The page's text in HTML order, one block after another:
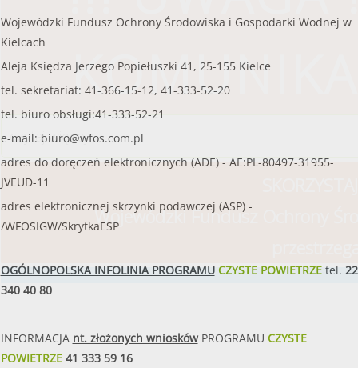
czytaj więcej
Wojewódzki Fundusz Ochrony
Wojewódzki Fundusz Ochrony Środowiska i Gospodarki Wodnej w
Kielcach
Aleja Księdza Jerzego Popiełuszki 41, 25-155 Kielce
tel. sekretariat: 41-366-15-12, 41-333-52-20
tel. biuro obsługi:41-333-52-21
e-mail: biuro@wfos.com.pl
adres do doręczeń elektronicznych (ADE) - AE:PL-80497-31955-
JVEUD-11
adres elektronicznej skrzynki podawczej (ASP) -
/WFOSIGW/SkrytkaESP
OGÓLNOPOLSKA INFOLINIA PROGRAMUCZYSTE POWIETRZEtel. 22
340 40 80
INFORMACJA nt. złożonych wnioskówPROGRAMU CZYSTE
POWIETRZE41 333 59 16